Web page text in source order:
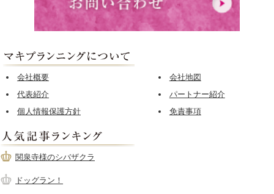
会社概要
会社地図
代表紹介
パートナー紹介
個人情報保護方針
免責事項
関泉寺様のシバザクラ
ドッグラン！